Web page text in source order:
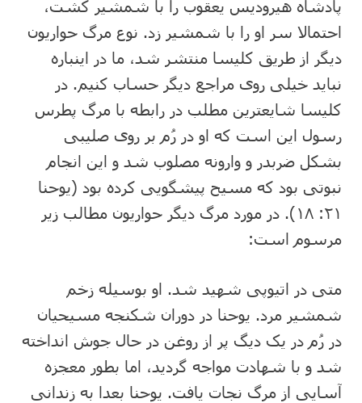
پادشاه هیرودیس یعقوب را با شمشیر کشت،
احتمالا سر او را با شمشیر زد. نوع مرگ حواریون
دیگر از طریق کلیسا منتشر شد، ما در اینباره
نباید خیلی روی مراجع دیگر حساب کنیم. در
کلیسا شایعترین مطلب در رابطه با مرگ پطرس
رسول این است که او در رُم بر روی صلیبی
بشکل ضربدر و وارونه مصلوب شد و این انجام
نبوتی بود که مسیح پیشگویی کرده بود (یوحنا
۲۱: ۱۸). در مورد مرگ دیگر حواریون مطالب زیر
مرسوم است:
متی در اتیوپی شهید شد. او بوسیله زخم
شمشیر مرد. یوحنا در دوران شکنجه مسیحیان
در رُم در یک دیگ پر از روغن در حال جوش انداخته
شد و با شهادت مواجه گردید، اما بطور معجزه
آسایی از مرگ نجات یافت. یوحنا بعدا به زندانی